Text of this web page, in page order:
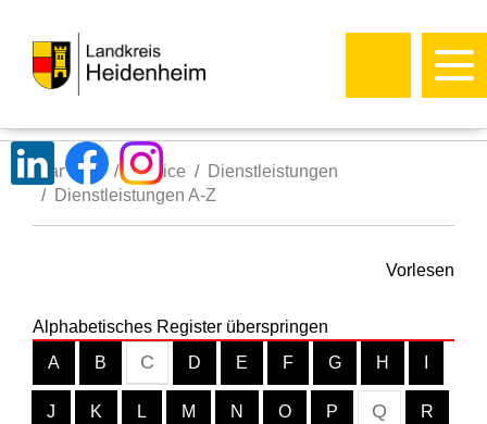
Startseite Service
Dienstleistungen
Dienstleistungen A-Z
Vorlesen
Alphabetisches Register überspringen
A
B C D E F G H
J K L M N O P Q R